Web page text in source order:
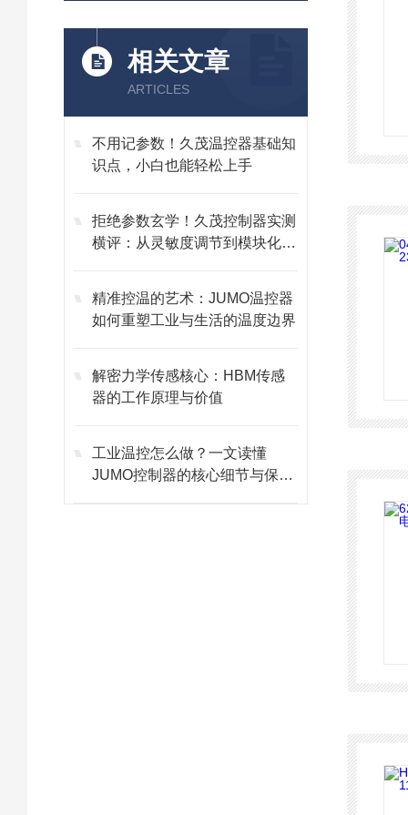
相关文章
ARTICLES
不用记参数！久茂温控器基础知
识点，小白也能轻松上手
拒绝参数玄学！久茂控制器实测
横评：从灵敏度调节到模块化维
精准控温的艺术：JUMO温控器
如何重塑工业与生活的温度边界
解密力学传感核心：HBM传感
器的工作原理与价值
工业温控怎么做？一文读懂
JUMO控制器的核心细节与保养